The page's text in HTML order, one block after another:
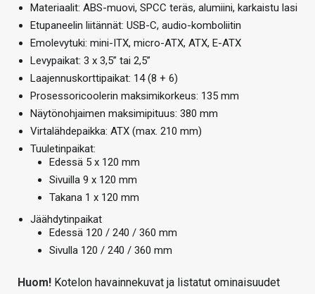
Materiaalit: ABS-muovi, SPCC teräs, alumiini, karkaistu lasi
Etupaneelin liitännät: USB-C, audio-komboliitin
Emolevytuki: mini-ITX, micro-ATX, ATX, E-ATX
Levypaikat: 3 x 3,5” tai 2,5”
Laajennuskorttipaikat: 14 (8 + 6)
Prosessoricoolerin maksimikorkeus: 135 mm
Näytönohjaimen maksimipituus: 380 mm
Virtalähdepaikka: ATX (max. 210 mm)
Tuuletinpaikat:
Edessä 5 x 120 mm
Sivuilla 9 x 120 mm
Takana 1 x 120 mm
Jäähdytinpaikat
Edessä 120 / 240 / 360 mm
Sivulla 120 / 240 / 360 mm
Huom! Kotelon havainnekuvat ja listatut ominaisuudet